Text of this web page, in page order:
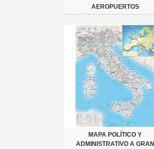
AEROPUERTOS
MAPA POLÍTICO Y
ADMINISTRATIVO A GRAN